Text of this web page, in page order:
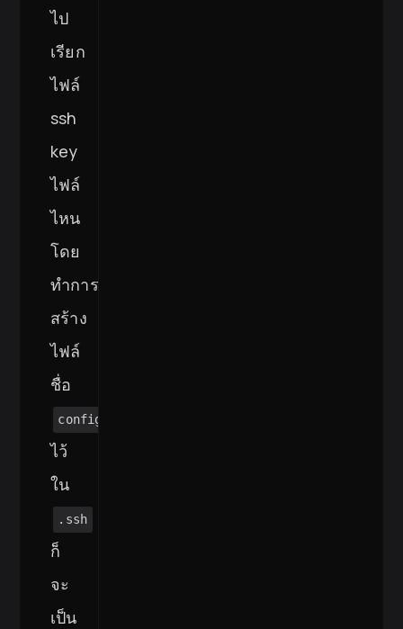
ไป
เรียก
ไฟล์
ssh
key
ไฟล์
ไหน
โดย
ทำการ
สร้าง
ไฟล์
ชื่อ
config
ไว้
ใน
.ssh
ก็
จะ
เป็น